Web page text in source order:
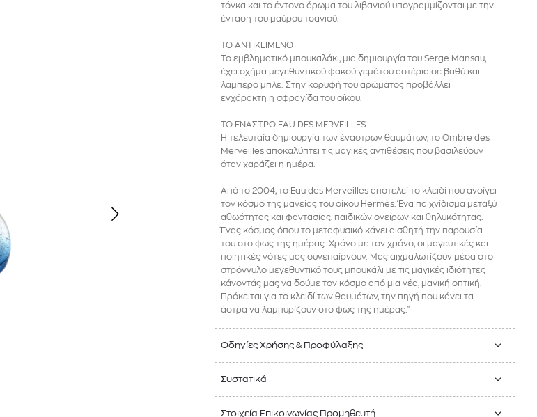
τόνκα και το έντονο άρωμα του λιβανιού υπογραμμίζονται με την
ένταση του μαύρου τσαγιού.
ΤΟ ΑΝΤΙΚΕΙΜΕΝΟ
Το εμβληματικό μπουκαλάκι, μια δημιουργία του Serge Mansau,
έχει σχήμα μεγεθυντικού φακού γεμάτου αστέρια σε βαθύ και
λαμπερό μπλε. Στην κορυφή του αρώματος προβάλλει
εγχάρακτη η σφραγίδα του οίκου.
ΤΟ ΕΝΑΣΤΡΟ EAU DES MERVEILLES
Η τελευταία δημιουργία των έναστρων θαυμάτων, το Ombre des
Merveilles αποκαλύπτει τις μαγικές αντιθέσεις που βασιλεύουν
όταν χαράζει η ημέρα.
Από το 2004, το Eau des Merveilles αποτελεί το κλειδί που ανοίγει
τον κόσμο της μαγείας του οίκου Hermès. Ένα παιχνίδισμα μεταξύ
αθωότητας και φαντασίας, παιδικών ονείρων και θηλυκότητας.
Ένας κόσμος όπου το μεταφυσικό κάνει αισθητή την παρουσία
του στο φως της ημέρας. Χρόνο με τον χρόνο, οι μαγευτικές και
ποιητικές νότες μας συνεπαίρνουν. Μας αιχμαλωτίζουν μέσα στο
στρόγγυλο μεγεθυντικό τους μπουκάλι με τις μαγικές ιδιότητες
κάνοντάς μας να δούμε τον κόσμο από μια νέα, μαγική οπτική.
Πρόκειται για το κλειδί των θαυμάτων, την πηγή που κάνει τα
άστρα να λαμπυρίζουν στο φως της ημέρας."
Οδηγίες Χρήσης & Προφύλαξης
Συστατικά
Στοιχεία Επικοινωνίας Προμηθευτή